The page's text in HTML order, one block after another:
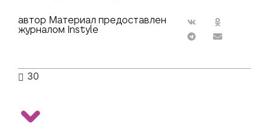
автор Материал предоставлен
журналом Instyle
30